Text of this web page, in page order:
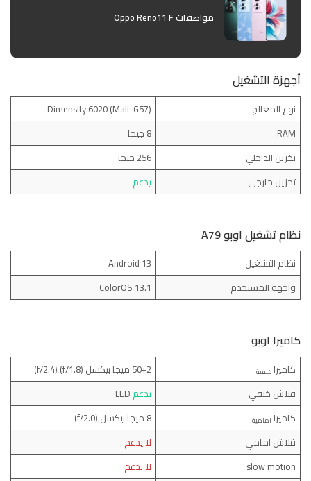
مواصفات Oppo Reno11 F
أجهزة التشغيل
نوع المعالج
(Mali-G57) Dimensity 6020
RAM
8 جيجا
تخزين الداخلي
256 جيجا
تخزين خارجي
يدعم
نظام تشغيل اوبو A79
نظام التشغيل
Android 13
واجهة المستخدم
ColorOS 13.1
كاميرا اوبو
كاميراخلفية
50+2 ميجا بيكسل (f/1.8) (f/2.4)
فلاش خلفي
يدعم
كاميرا امامية
8 ميجا بيكسل (f/2.0)
فلاش امامي
لا يدعم
slow motion
لا يدعم